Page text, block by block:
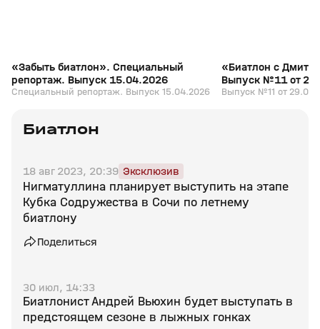
«Забыть биатлон». Специальный
репортаж. Выпуск 15.04.2026
Специальный репортаж. Выпуск 15.04.2026
«Биатлон с
Выпуск №11 от
Выпуск №11 от
Биатлон
18 авг 2023, 20:39 Эксклюзив
Нигматуллина планирует выступить на этапе
Кубка Содружества в Сочи по летнему
биатлону
Поделиться
30 июл, 14:33
Биатлонист Андрей Вьюхин будет выступать в
предстоящем сезоне в лыжных гонках